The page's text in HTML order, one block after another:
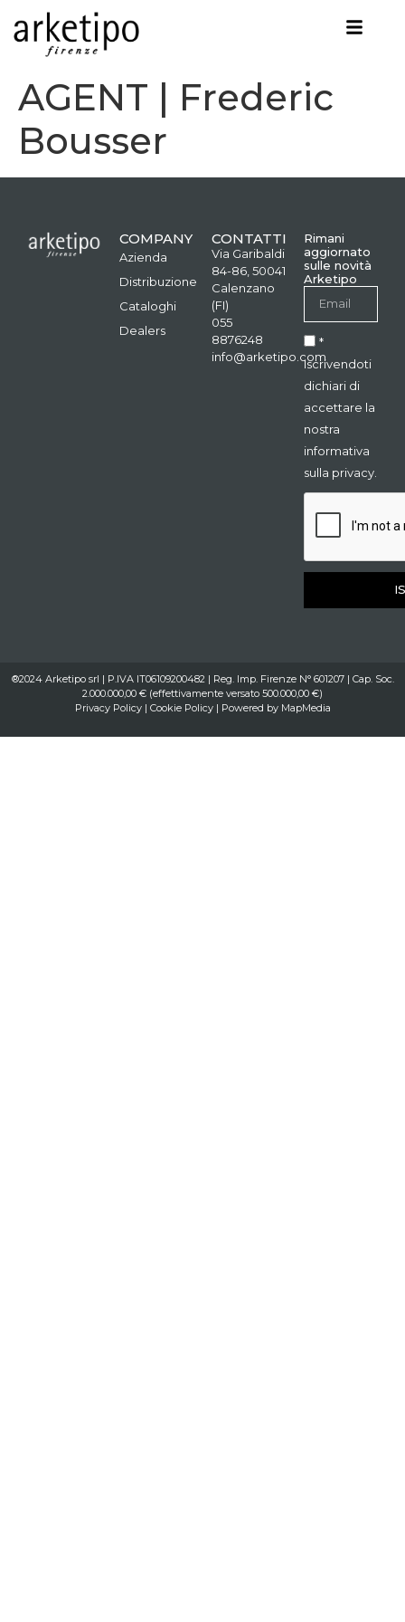
AGENT | Frederic
Bousser
COMPANY
Azienda
Distribuzione
Cataloghi
Dealers
CONTATTI
Via Garibaldi
84-86, 50041
Calenzano
(FI)
055
8876248
info@arketipo.com
Rimani
aggiornato
sulle novità
Arketipo
*
Iscrivendoti
dichiari di
accettare la
nostra
informativa
sulla privacy.
®2024 Arketipo srl | P.IVA IT06109200482 | Reg. Imp. Firenze N° 601207 | Cap. Soc.
2.000.000,00 € (effettivamente versato 500.000,00 €)
Privacy Policy| Cookie Policy| Powered by MapMedia